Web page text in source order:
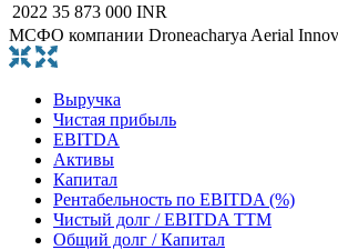
2022 35 873 000 INR
МСФО компании Droneacharya Aerial
Выручка
Чистая прибыль
EBITDA
Активы
Капитал
Рентабельность по EBITDA (%)
Чистый долг / EBITDA TTM
Общий долг / Капитал